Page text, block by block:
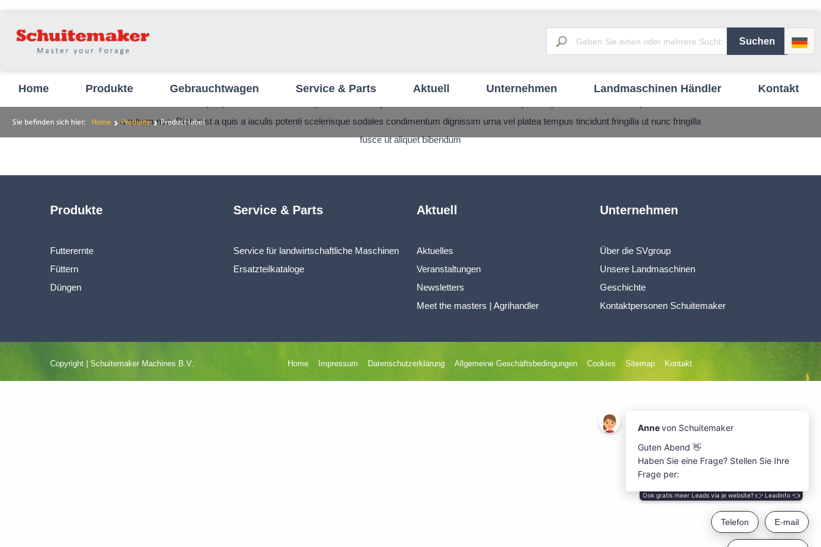
Home Produkte Gebrauchtwagen Service & Parts Aktuell Unternehmen Landmaschinen Händler Kontakt
Sie befinden sich hier: Home Produkte Product label
a rutrum nec. Dictumst a quis a iaculis potenti scelerisque sodales condimentum dignissim urna vel platea tempus tincidunt fringilla ut nunc fringilla
fusce ut aliquet bibendum
Produkte
Futterernte
Füttern
Düngen
Service & Parts
Service für landwirtschaftliche Maschinen
Ersatzteilkataloge
Aktuell
Aktuelles
Veranstaltungen
Newsletters
Meet the masters | Agrihandler
Unternehmen
Über die SVgroup
Unsere Landmaschinen
Geschichte
Kontaktpersonen Schuitemaker
Copyright | Schuitemaker Machines B.V.. Home Impressum Datenschutzerklärung Allgemeine Geschäftsbedingungen Cookies Sitemap Kontakt